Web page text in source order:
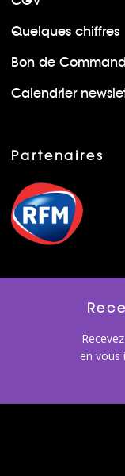
Quelques chiffres
Bon de
Calendrier
Partenaires
en vous